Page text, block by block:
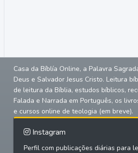
Casa da Bíblía Online, a Palavra
Deus e Salvador Jesus Cristo. Leitura
de leitura da Bíblia, estudos bíblicos,
Falada e Narrada em Português, os
e cursos online de teologia (em breve).
Instagram
Perfil com publicações diárias para